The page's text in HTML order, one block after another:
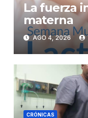
La fuerza
materna
AGO 4, 2026
CRÓNICAS